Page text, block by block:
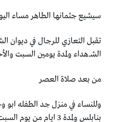
سيشيع جثمانها الطاهر مساء
الشـ.هداء ولمدة يومين السبت والأحد 6/7/6/
من بعد صلاة العصر
وللنساء في منزل جد الطفله
بنابلس ولمدة 3 ايام من يوم السبت